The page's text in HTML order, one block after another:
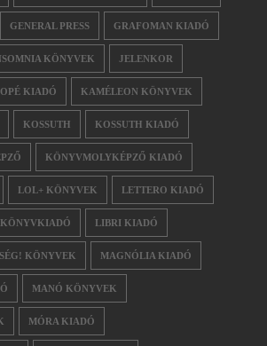
GENERAL PRESS GRAFOMAN KIADÓ
KÖNYVEK JELENKOR
KIADÓ KAMÉLEON KÖNYVEK
KOSSUTH KOSSUTH KIADÓ
KÖNYVMOLYKÉPZŐ KIADÓ
LOL+ KÖNYVEK LETTERO KIADÓ
KÖNYVKIADÓ LIBRI KIADÓ
KÖNYVEK MAGNÓLIA KIADÓ
MANÓ KÖNYVEK
MÓRA KIADÓ